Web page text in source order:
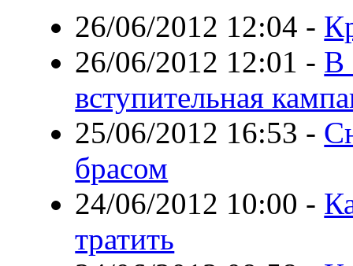
26/06/2012 12:04 -
26/06/2012 12:01 - В
вступительная
25/06/2012 16:53 -
брасом
24/06/2012 10:00 -
тратить